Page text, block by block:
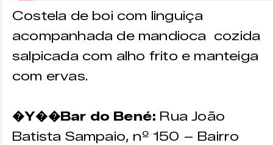
Costela de boi com linguiça
acompanhada de mandioca cozida
salpicada com alho frito e manteiga
com ervas.
�Y��Bar do Bené: Rua João
Batista Sampaio, nº 150 – Bairro